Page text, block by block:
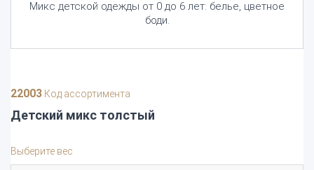
Микс детской одежды от 0 до 6 лет: белье, цветное
боди.
22003 Код ассортимента
Детский микс толстый
Выберите вес